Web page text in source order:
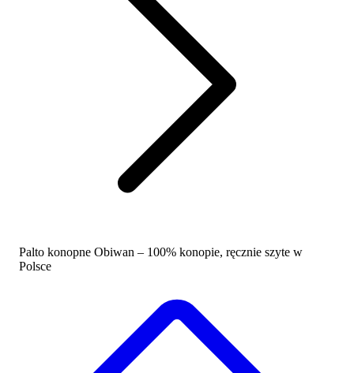
Palto konopne Obiwan – 100% konopie, ręcznie szyte w
Polsce